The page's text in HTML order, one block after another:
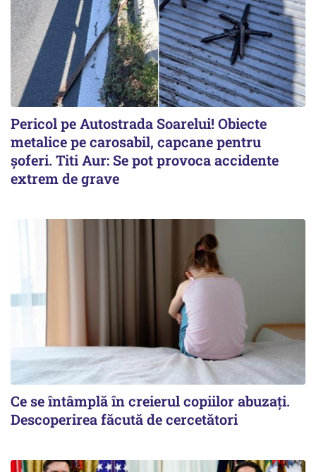
Pericol pe Autostrada Soarelui! Obiecte
metalice pe carosabil, capcane pentru
șoferi. Titi Aur: Se pot provoca accidente
extrem de grave
Ce se întâmplă în creierul copiilor abuzați.
Descoperirea făcută de cercetători